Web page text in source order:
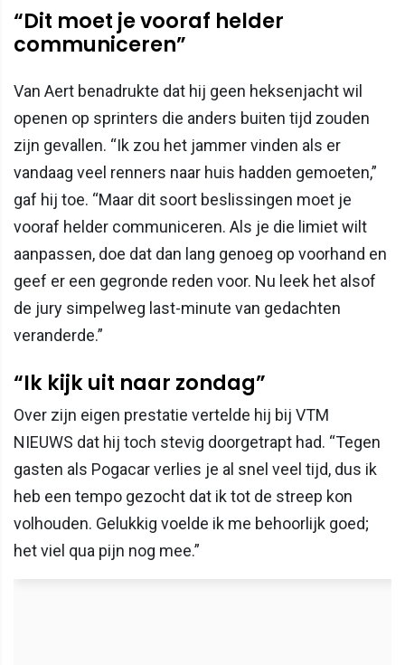
“Dit moet je vooraf helder
communiceren”
Van Aert benadrukte dat hij geen heksenjacht wil
openen op sprinters die anders buiten tijd zouden
zijn gevallen. “Ik zou het jammer vinden als er
vandaag veel renners naar huis hadden gemoeten,”
gaf hij toe. “Maar dit soort beslissingen moet je
vooraf helder communiceren. Als je die limiet wilt
aanpassen, doe dat dan lang genoeg op voorhand en
geef er een gegronde reden voor. Nu leek het alsof
de jury simpelweg last-minute van gedachten
veranderde.”
“Ik kijk uit naar zondag”
Over zijn eigen prestatie vertelde hij bij VTM
NIEUWS dat hij toch stevig doorgetrapt had. “Tegen
gasten als Pogacar verlies je al snel veel tijd, dus ik
heb een tempo gezocht dat ik tot de streep kon
volhouden. Gelukkig voelde ik me behoorlijk goed;
het viel qua pijn nog mee.”